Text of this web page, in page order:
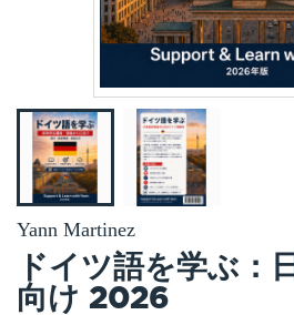
Yann Martinez
ドイツ語を学ぶ：
向け 2026